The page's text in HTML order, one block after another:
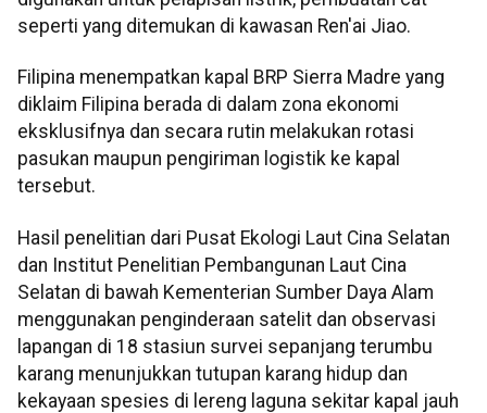
seperti yang ditemukan di kawasan Ren'ai Jiao.
Filipina menempatkan kapal BRP Sierra Madre yang
diklaim Filipina berada di dalam zona ekonomi
eksklusifnya dan secara rutin melakukan rotasi
pasukan maupun pengiriman logistik ke kapal
tersebut.
Hasil penelitian dari Pusat Ekologi Laut Cina Selatan
dan Institut Penelitian Pembangunan Laut Cina
Selatan di bawah Kementerian Sumber Daya Alam
menggunakan penginderaan satelit dan observasi
lapangan di 18 stasiun survei sepanjang terumbu
karang menunjukkan tutupan karang hidup dan
kekayaan spesies di lereng laguna sekitar kapal jauh